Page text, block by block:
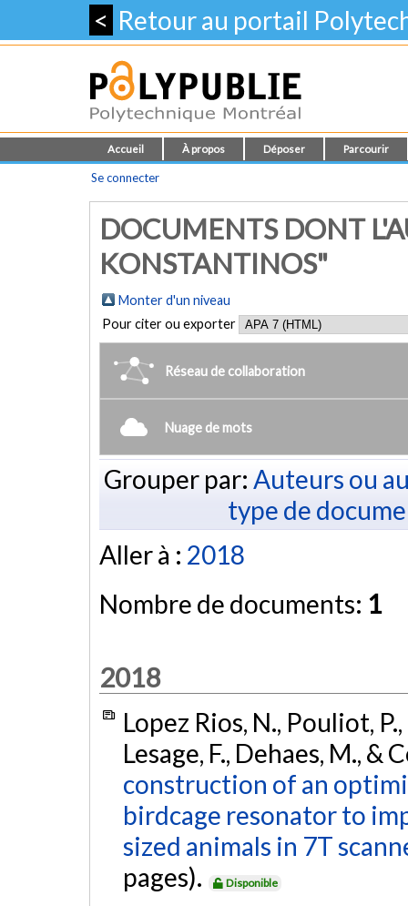
< Retour au portail
Accueil À propos Déposer Parcourir
Se connecter
DOCUMENTS DONT
KONSTANTINOS"
Monter d'un niveau
Pour citer ou exporter
Réseau de collaboration
Nuage de mots
Grouper par: Auteurs ou
type de
Aller à : 2018
Nombre de documents: 1
2018
Lopez Rios, N., Pouliot,
Lesage, F., Dehaes, M., &
construction of an
birdcage resonator to
sized animals in 7T
pages).
Disponible